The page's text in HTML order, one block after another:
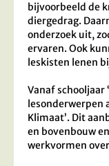
bijvoorbeeld de
diergedrag.
onderzoek uit,
ervaren. Ook
leskisten lenen
Vanaf schooljaar
lesonderwerpen
Klimaat’. Dit
en bovenbouw
werkvormen